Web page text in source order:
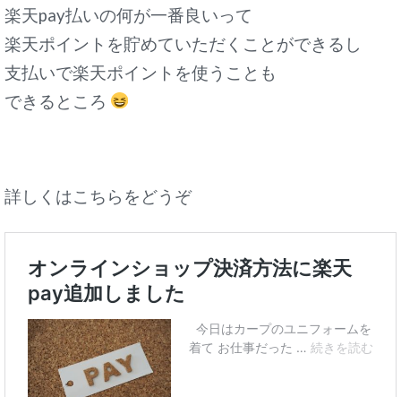
楽天pay払いの何が一番良いって
楽天ポイントを貯めていただくことができるし
支払いで楽天ポイントを使うことも
できるところ
詳しくはこちらをどうぞ